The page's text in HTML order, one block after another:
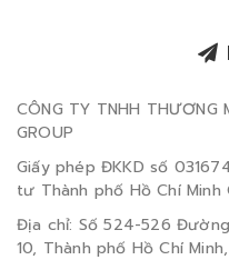
CÔNG TY TNHH THƯƠNG
GROUP
Giấy phép ĐKKD số
tư Thành phố Hồ Chí
Địa chỉ: Số 524-526
10, Thành phố Hồ Chí